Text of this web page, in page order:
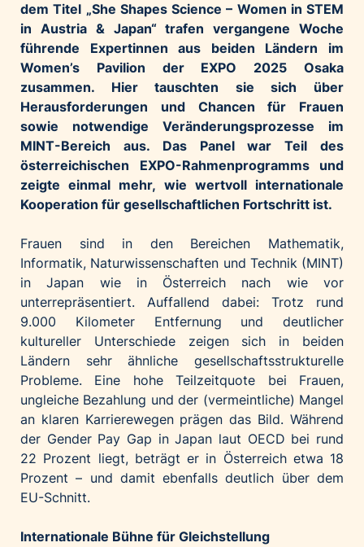
Palfinger AG
Polestar
REXEL Austria
Starbucks
Superbrands Austria
Tante Fanny
Vollpension
win2day
woom bikes
Kontakt
dem Titel „She Shapes Science – Women in STEM
in Austria & Japan“ trafen vergangene Woche
führende Expertinnen aus beiden Ländern im
Women’s Pavilion der EXPO 2025 Osaka
zusammen. Hier tauschten sie sich über
Herausforderungen und Chancen für Frauen
sowie notwendige Veränderungsprozesse im
MINT-Bereich aus. Das Panel war Teil des
österreichischen EXPO-Rahmenprogramms und
zeigte einmal mehr, wie wertvoll internationale
Kooperation für gesellschaftlichen Fortschritt ist.
Frauen sind in den Bereichen Mathematik,
Informatik, Naturwissenschaften und Technik (MINT)
in Japan wie in Österreich nach wie vor
unterrepräsentiert. Auffallend dabei: Trotz rund
9.000 Kilometer Entfernung und deutlicher
kultureller Unterschiede zeigen sich in beiden
Ländern sehr ähnliche gesellschaftsstrukturelle
Probleme. Eine hohe Teilzeitquote bei Frauen,
ungleiche Bezahlung und der (vermeintliche) Mangel
an klaren Karrierewegen prägen das Bild. Während
der Gender Pay Gap in Japan laut OECD bei rund
22 Prozent liegt, beträgt er in Österreich etwa 18
Prozent – und damit ebenfalls deutlich über dem
EU-Schnitt.
Internationale Bühne für Gleichstellung